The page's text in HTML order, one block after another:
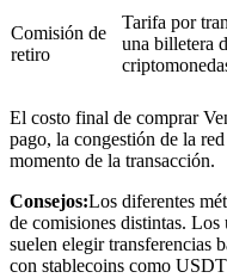
Obtenga ganancias a
Comisión de
retiro
Tarifa por
una billetera
El costo final de comprar
pago, la congestión de la
momento de la transacción.
Consejos:Los diferentes
de comisiones distintas. Los
suelen elegir transferencias
con stablecoins como